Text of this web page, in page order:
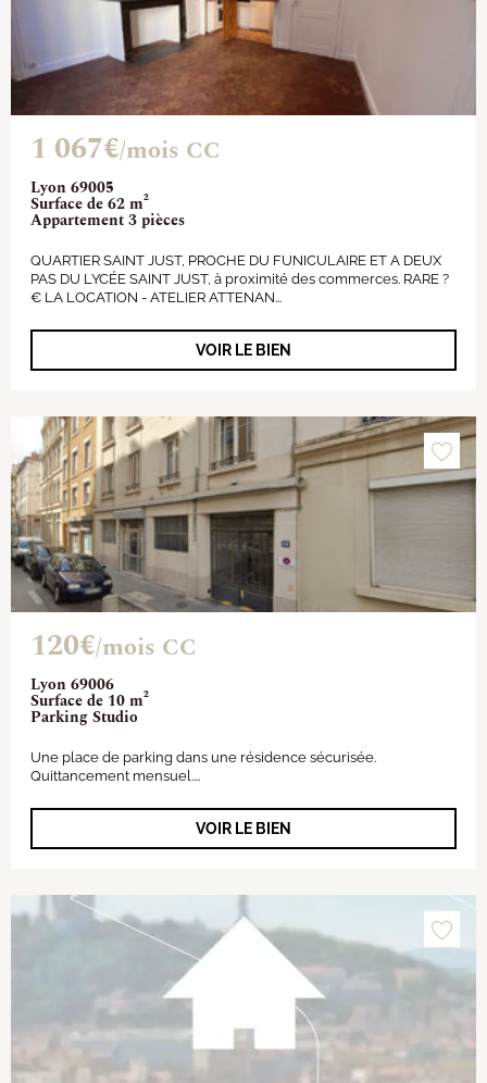
Lyon 69005
Surface de 62 m²
Appartement 3 pièces
1 067€/mois CC
QUARTIER SAINT JUST, PROCHE DU FUNICULAIRE ET A DEUX
PAS DU LYCÉE SAINT JUST, à proximité des commerces. RARE ?
€ LA LOCATION - ATELIER ATTENAN...
VOIR LE BIEN
Lyon 69006
Surface de 10 m²
Parking Studio
120€/mois CC
Une place de parking dans une résidence sécurisée.
Quittancement mensuel....
VOIR LE BIEN